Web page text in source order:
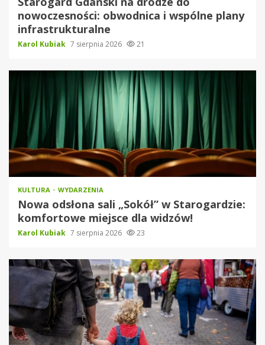
nowoczesności: obwodnica i wspólne plany
infrastrukturalne
Karol Kubiak 7 sierpnia 2026 21
KULTURA WYDARZENIA
Nowa odsłona sali „Sokół” w Starogardzie:
komfortowe miejsce dla widzów!
Karol Kubiak 7 sierpnia 2026 23